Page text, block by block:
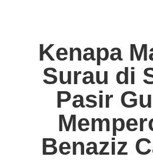
Kenapa
Surau di
Pasir
Benaziz